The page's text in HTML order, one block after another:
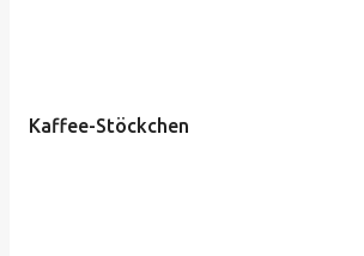
Kaffee-Stöckchen